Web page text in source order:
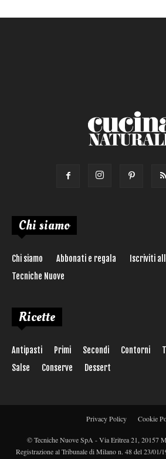
Chi siamo
Chi siamo Abbonati e regala
Iscriviti
Tecniche Nuove
Ricette
Antipasti Primi Secondi Contorni
Salse
Conserve Dessert
Privacy Policy Cookie
© Tecniche Nuove SpA - Via Eritrea 21, 20157
Registrazione al Tribunale di Milano n. 48 del 23/01/